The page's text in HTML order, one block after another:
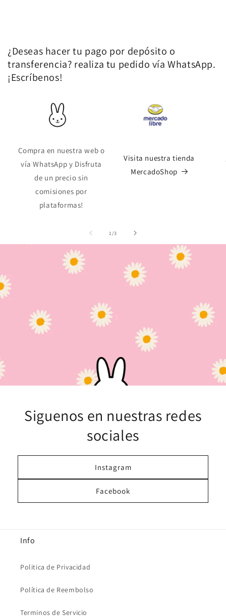
¿Deseas hacer tu pago por depósito o
transferencia? realiza tu pedido vía WhatsApp.
¡Escríbenos!
Compra en nuestra web o
vía WhatsApp y Disfruta
de un precio sin
comisiones por
plataformas!
Visita nuestra tienda
MercadoShop
1 /de
3
Siguenos en nuestras redes
sociales
Instagram
Facebook
Info
Politica de Privacidad
Política de Reembolso
Terminos de Servicio